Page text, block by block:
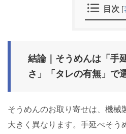
目次 [
結論｜そうめんは「手
さ」「タレの有無」で
そうめんのお取り寄せは、機械
大きく異なります。手延べそう